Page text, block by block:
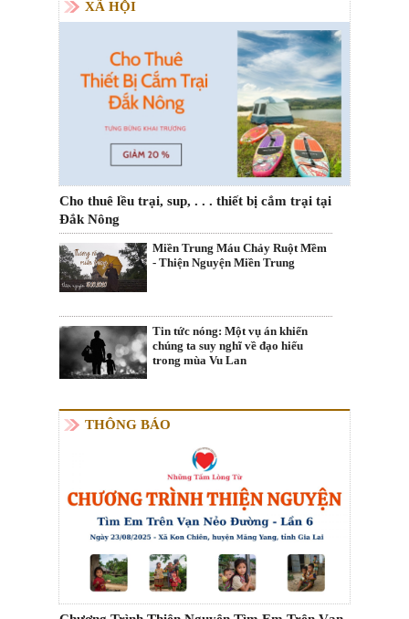
XÃ HỘI
Cho thuê lều trại, sup, . . . thiết bị cắm trại tại
Đắk Nông
Miền Trung Máu Chảy Ruột Mềm
- Thiện Nguyện Miền Trung
Tin tức nóng: Một vụ án khiến
chúng ta suy nghĩ về đạo hiếu
trong mùa Vu Lan
THÔNG BÁO